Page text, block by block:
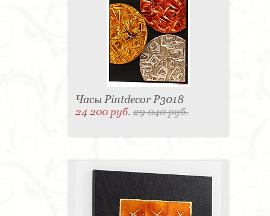
Часы Pintdecor P3018
24 200 руб.29 040 руб.